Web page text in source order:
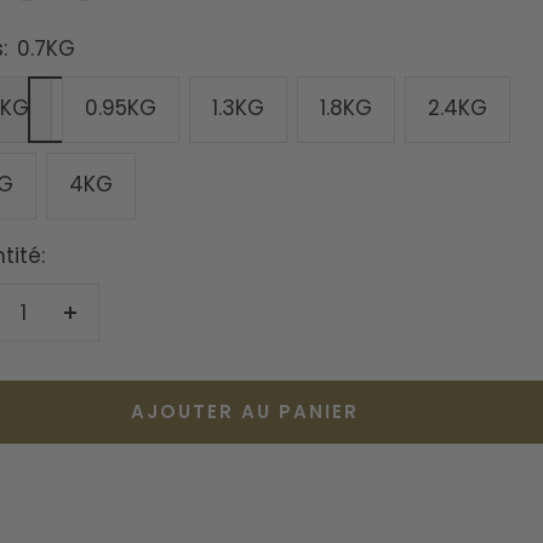
0.7KG
0.95KG 1.3KG 1.8KG 2.4KG
4KG
Augmenter
quantitéAJOUTER AU PANIER